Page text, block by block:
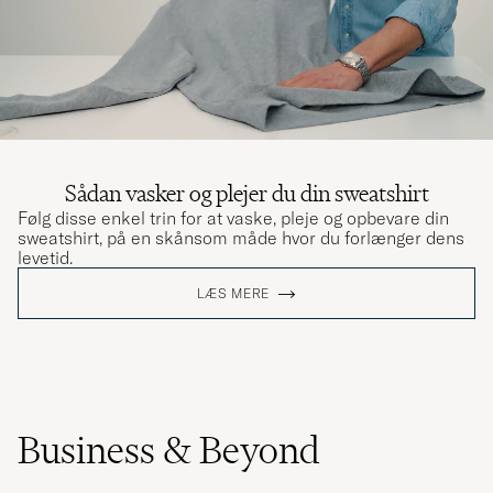
Sådan vasker og plejer du din sweatshirt
Følg disse enkel trin for at vaske, pleje og opbevare din
sweatshirt, på en skånsom måde hvor du forlænger dens
levetid.
LÆS MERE
Business & Beyond